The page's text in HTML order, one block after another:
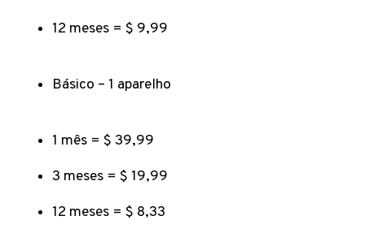
12 meses = $ 9,99
Básico – 1 aparelho
1 mês = $ 39,99
3 meses = $ 19,99
12 meses = $ 8,33